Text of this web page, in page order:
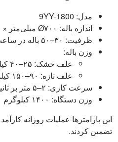
مدل: 9YY-1800
اندازه باله: Ø۷۰۰ میلی‌متر × ۱۰۰۰ میلی‌متر
ظرفیت: ۳۰–۵۰ باله در ساعت
وزن باله:
علف خشک: ۲۵–۴۰ کیلوگرم
علف تازه: ۹۰–۱۵۰ کیلوگرم
سرعت کاری: ۲–۵ متر بر ثانیه
وزن دستگاه: ۱۴۰۰ کیلوگرم
این پارامترها عملیات روزانه
تضمین کردند.